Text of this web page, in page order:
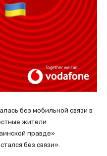
без мобильной связи в
жители
правде»
без связи».